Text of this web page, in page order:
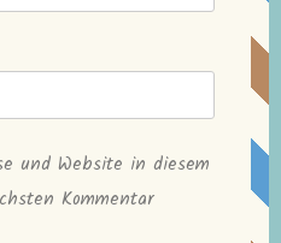
und Website in diesem
Kommentar